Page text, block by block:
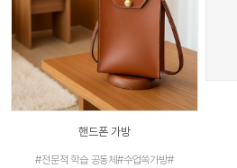
핸드폰 가방
#전문적 학습 공동체#수업쏙가방#